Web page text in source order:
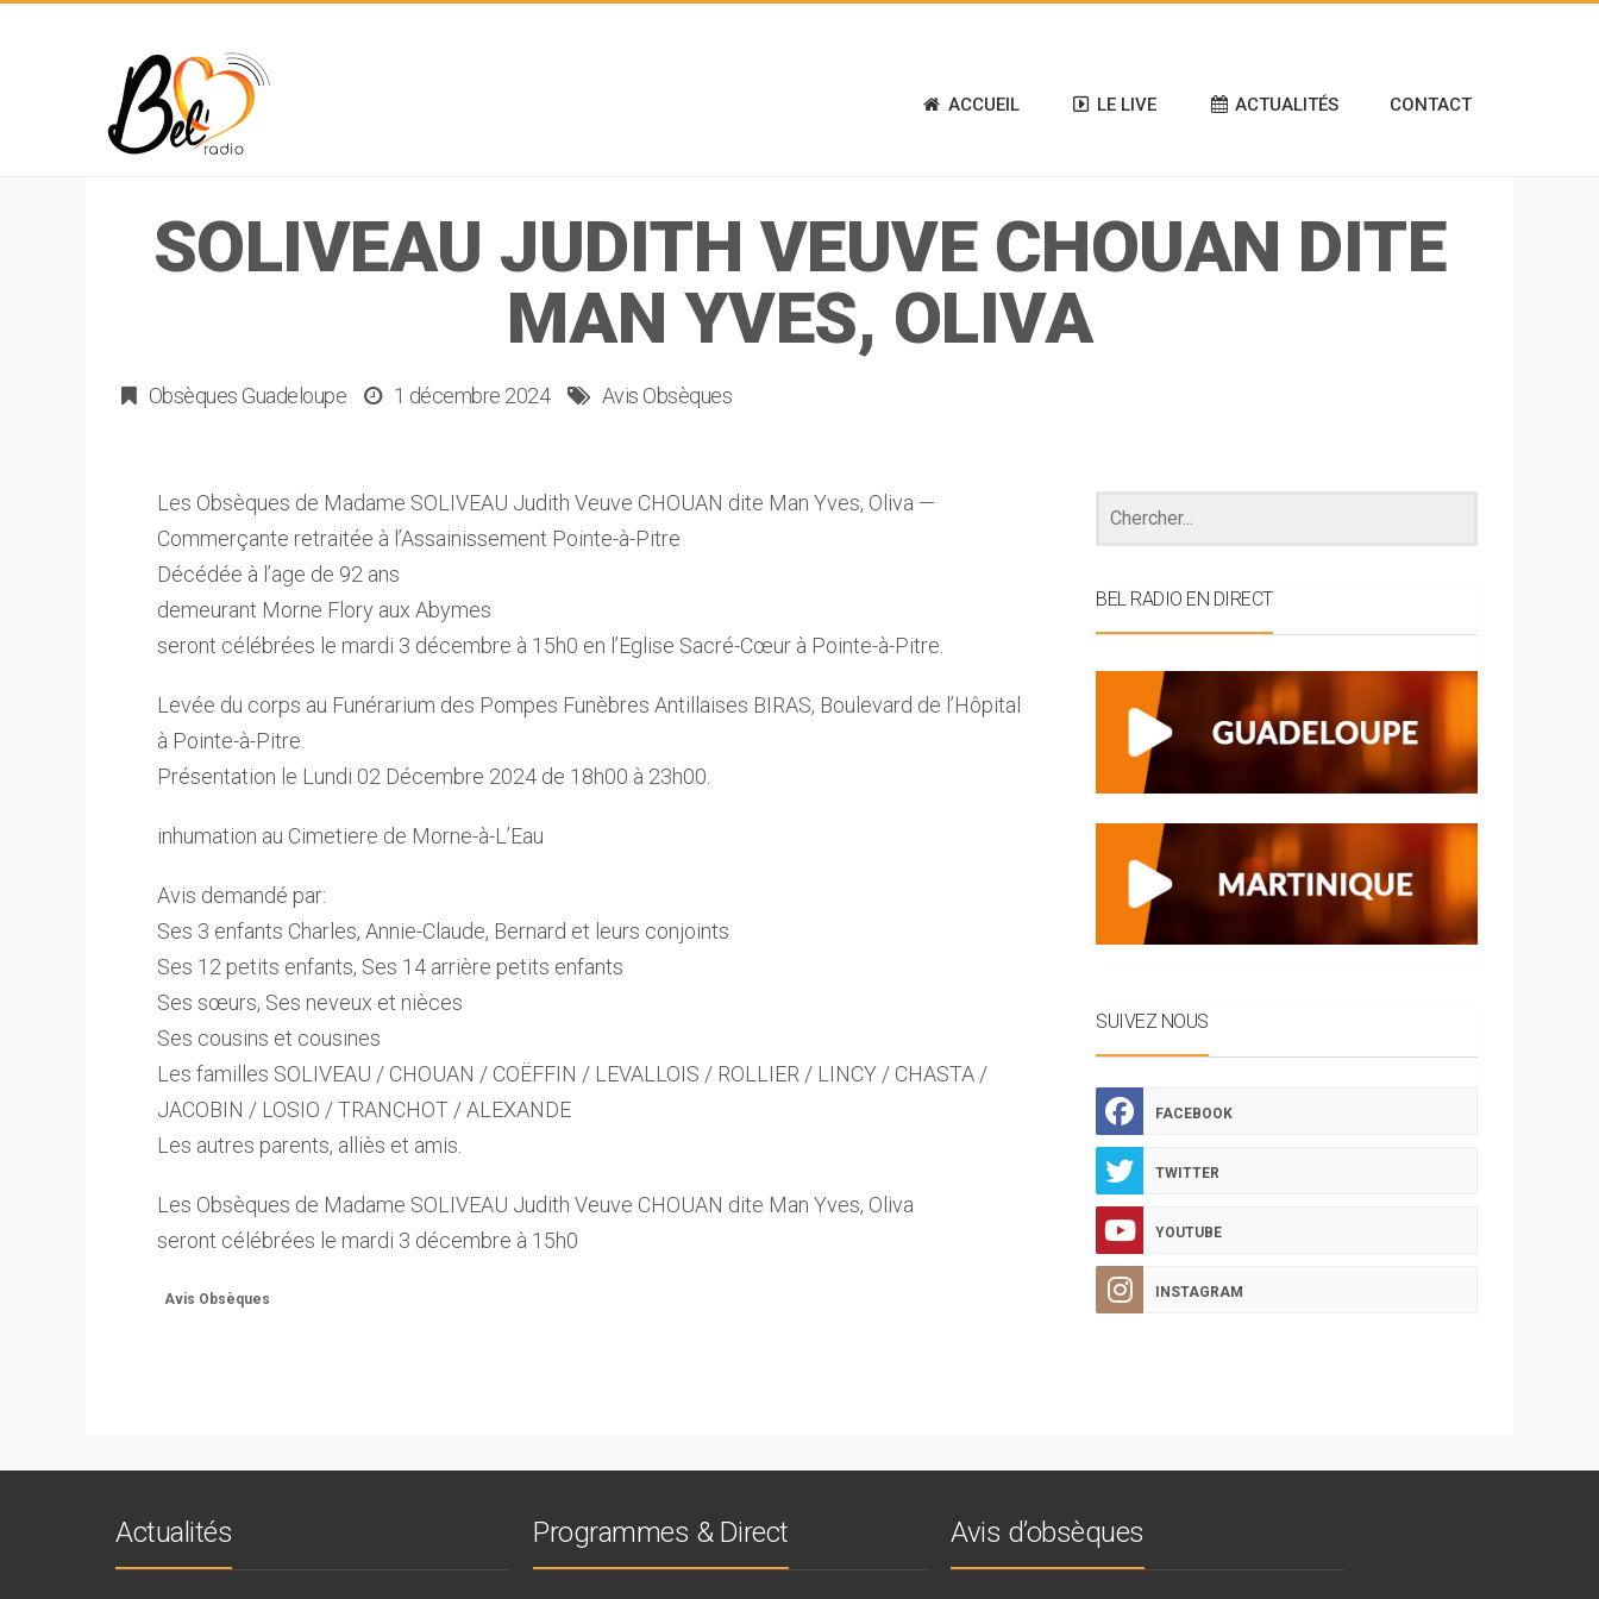
ACCUEIL LE LIVE ACTUALITÉS CONTACT
SOLIVEAU JUDITH VEUVE CHOUAN DITE
MAN YVES, OLIVA
Obsèques Guadeloupe 1 décembre 2024 Avis Obsèques
Les Obsèques de Madame SOLIVEAU Judith Veuve CHOUAN dite Man Yves, Oliva —
Commerçante retraitée à l’Assainissement Pointe-à-Pitre
Décédée à l’age de 92 ans
demeurant Morne Flory aux Abymes
seront célébrées le mardi 3 décembre à 15h0 en l’Eglise Sacré-Cœur à Pointe-à-Pitre.
Levée du corps au Funérarium des Pompes Funèbres Antillaises BIRAS, Boulevard de l’Hôpital
à Pointe-à-Pitre.
Présentation le Lundi 02 Décembre 2024 de 18h00 à 23h00.
inhumation au Cimetiere de Morne-à-L’Eau
Avis demandé par:
Ses 3 enfants Charles, Annie-Claude, Bernard et leurs conjoints
Ses 12 petits enfants, Ses 14 arrière petits enfants
Ses sœurs, Ses neveux et nièces
Ses cousins et cousines
Les familles SOLIVEAU / CHOUAN / COËFFIN / LEVALLOIS / ROLLIER / LINCY / CHASTA /
JACOBIN / LOSIO / TRANCHOT / ALEXANDE
Les autres parents, alliès et amis.
Les Obsèques de Madame SOLIVEAU Judith Veuve CHOUAN dite Man Yves, Oliva
seront célébrées le mardi 3 décembre à 15h0
Avis Obsèques
BEL RADIO EN DIRECT
SUIVEZ NOUS
FACEBOOK
TWITTER
YOUTUBE
INSTAGRAM
Actualités Programmes & Direct Avis d’obsèques